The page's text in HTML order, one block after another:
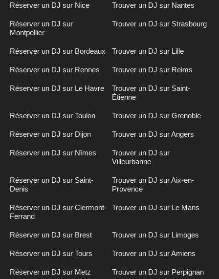
Réserver un DJ sur Nice Trouver un DJ sur Nantes
Réserver un DJ sur
Montpellier
Trouver un DJ sur Strasbourg
Réserver un DJ sur Bordeaux Trouver un DJ sur Lille
Réserver un DJ sur Rennes Trouver un DJ sur Reims
Réserver un DJ sur Le Havre
Trouver un DJ sur Saint-
Étienne
Réserver un DJ sur Toulon Trouver un DJ sur Grenoble
Réserver un DJ sur Dijon Trouver un DJ sur Angers
Réserver un DJ sur Nîmes
Trouver un DJ sur
Villeurbanne
Réserver un DJ sur Saint-
Denis
Trouver un DJ sur Aix-en-
Provence
Réserver un DJ sur Clermont-
Ferrand
Trouver un DJ sur Le Mans
Réserver un DJ sur Brest Trouver un DJ sur Limoges
Réserver un DJ sur Tours Trouver un DJ sur Amiens
Réserver un DJ sur Metz Trouver un DJ sur Perpignan